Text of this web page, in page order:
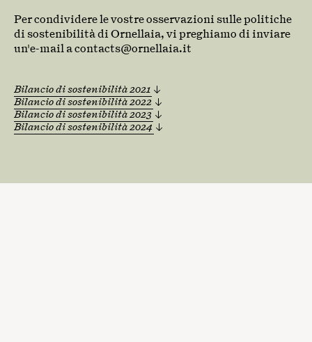
Per condividere le vostre osservazioni sulle politiche
di sostenibilità di Ornellaia, vi preghiamo di inviare
un'e-mail a contacts@ornellaia.it
Bilancio di sostenibilità 2021
Bilancio di sostenibilità 2022
Bilancio di sostenibilità 2023
Bilancio di sostenibilità 2024